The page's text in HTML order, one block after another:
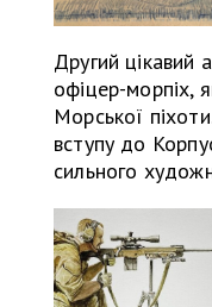
Другий цікавий
офіцер-морпіх,
Морської
вступу до
сильного